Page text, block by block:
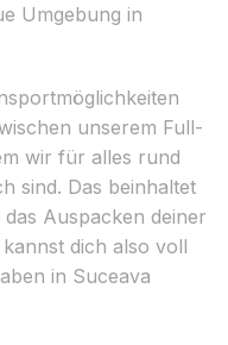
Umgebung in
unserem Full-
wir für alles rund
sind. Das beinhaltet
Auspacken deiner
dich also voll
in Suceava